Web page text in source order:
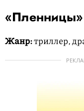
Жанр:триллер,